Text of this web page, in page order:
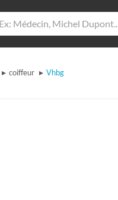
▸ coiffeur ▸ Vhbg